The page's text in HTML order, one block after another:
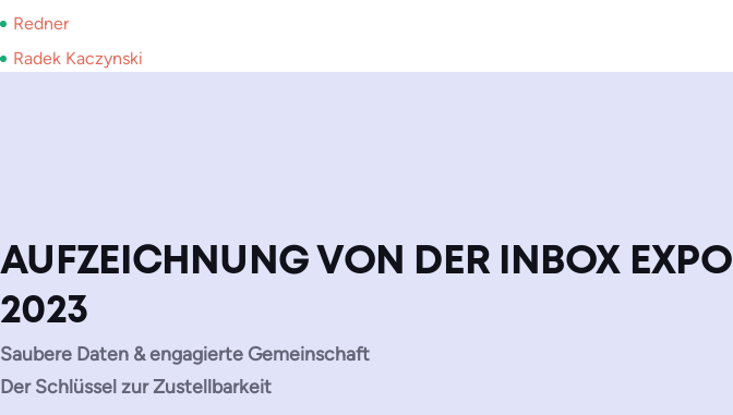
Redner
Radek Kaczynski
AUFZEICHNUNG VON DER INBOX EXPO
2023
Saubere Daten & engagierte Gemeinschaft
Der Schlüssel zur Zustellbarkeit